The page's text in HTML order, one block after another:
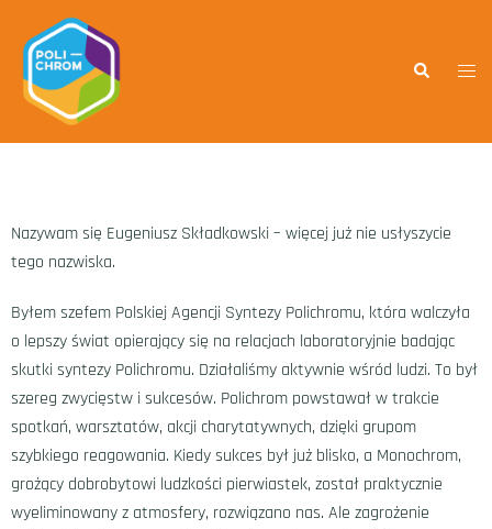
Nazywam się Eugeniusz Składkowski – więcej już nie usłyszycie
tego nazwiska.
Byłem szefem Polskiej Agencji Syntezy Polichromu, która walczyła
o lepszy świat opierający się na relacjach laboratoryjnie badając
skutki syntezy Polichromu. Działaliśmy aktywnie wśród ludzi. To był
szereg zwycięstw i sukcesów. Polichrom powstawał w trakcie
spotkań, warsztatów, akcji charytatywnych, dzięki grupom
szybkiego reagowania. Kiedy sukces był już blisko, a Monochrom,
grożący dobrobytowi ludzkości pierwiastek, został praktycznie
wyeliminowany z atmosfery, rozwiązano nas. Ale zagrożenie